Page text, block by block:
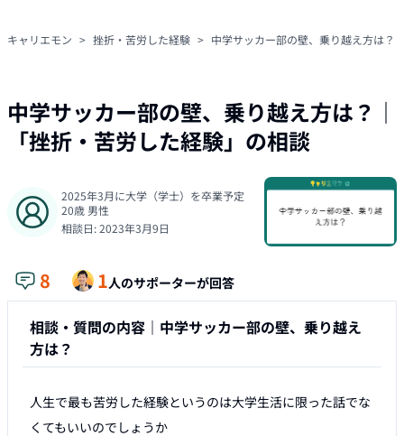
キャリエモン > 挫折・苦労した経験 > 中学サッカー部の壁、乗り越え方は？
中学サッカー部の壁、乗り越え方は？ ｜
「挫折・苦労した経験」の相談
2025年3月に大学（学士）を卒業予定
20歳 男性
相談日:2023年3月9日
8 1人のサポーターが回答
相談・質問の内容｜ 中学サッカー部の壁、乗り越え
方は？
人生で最も苦労した経験というのは大学生活に限った話でな
くてもいいのでしょうか